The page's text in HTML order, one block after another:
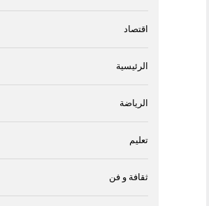
اقتصاد
الرئيسية
الرياضة
تعليم
ثقافة و فن